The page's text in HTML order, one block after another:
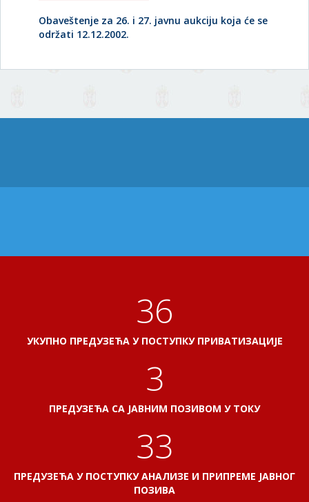
Obaveštenje za 26. i 27. javnu aukciju koja će se
održati 12.12.2002.
41
УКУПНО ПРЕДУЗЕЋА У ПОСТУПКУ ПРИВАТИЗАЦИЈЕ
3
ПРЕДУЗЕЋА СА ЈАВНИМ ПОЗИВОМ У ТОКУ
38
ПРЕДУЗЕЋА У ПОСТУПКУ АНАЛИЗЕ И ПРИПРЕМЕ ЈАВНОГ
ПОЗИВА